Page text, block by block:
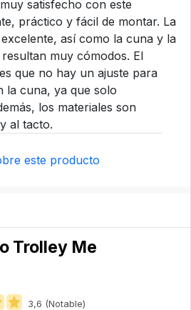
satisfecho con este
práctico y fácil de montar. La
así como la cuna y la
muy cómodos. El
que no hay un ajuste para
la cuna, ya que solo
los materiales son
al tacto.
este producto
Trolley Me
3,6 (Notable)